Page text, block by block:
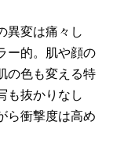
異変は痛々し
ー的。肌や顔の
の色も変える特
も抜かりなし
ら衝撃度は高め